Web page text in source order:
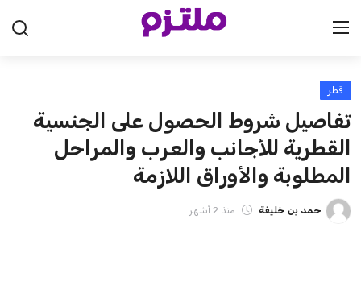
الرئيسية
السعودية
الإمارات
الكويت
قطر
تفاصيل شروط الحصول على الجنسية
القطرية للأجانب والعرب والمراحل
المطلوبة والأوراق اللازمة
حمد بن خليفة منذ 2 أشهر